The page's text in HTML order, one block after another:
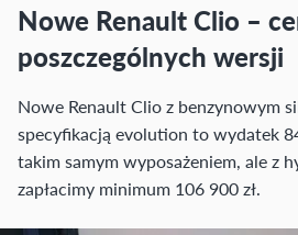
Nowe Renault Clio –
poszczególnych wersji
Nowe Renault Clio z benzynowym
specyfikacją evolution to wydatek
takim samym wyposażeniem, ale z
zapłacimy minimum 106 900 zł.